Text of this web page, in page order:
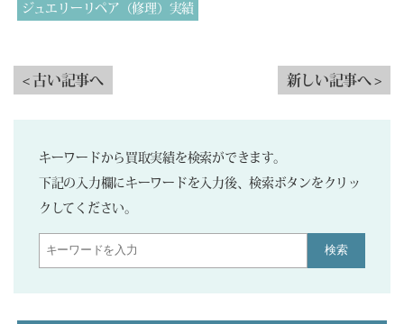
ジュエリーリペア（修理）実績
< 古い記事へ 新しい記事へ >
キーワードから買取実績を検索ができます。
下記の入力欄にキーワードを入力後、検索ボタンをクリッ
クしてください。
検索